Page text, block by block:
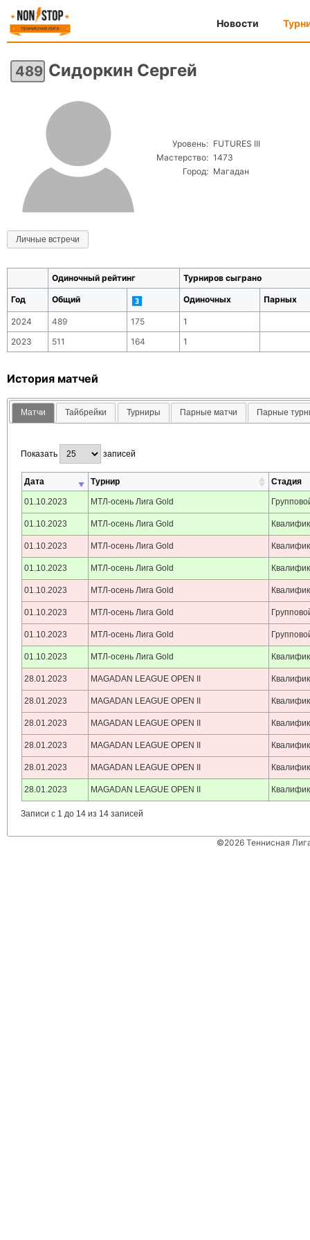
Новости
489 Сидоркин Сергей
Уровень: FUTURES III
Мастерство: 1473
Город: Магадан
Личные встречи
Одиночный рейтинг Турниров сыграно
Год Общий Одиночных Парных
2024 489 175
1
2023
511 164 1
История матчей
Матчи Тайбрейки Турниры Парные матчи Парные
Показать записей
Дата Турнир Стадия
01.10.2023 МТЛ-осень Лига Gold
01.10.2023 МТЛ-осень Лига Gold
01.10.2023 МТЛ-осень Лига Gold
01.10.2023 МТЛ-осень Лига Gold
01.10.2023 МТЛ-осень Лига Gold
01.10.2023 МТЛ-осень Лига Gold
01.10.2023 МТЛ-осень Лига Gold
01.10.2023 МТЛ-осень Лига Gold
28.01.2023 MAGADAN LEAGUE OPEN II
28.01.2023 MAGADAN LEAGUE OPEN II
28.01.2023 MAGADAN LEAGUE OPEN II
28.01.2023 MAGADAN LEAGUE OPEN II
28.01.2023 MAGADAN LEAGUE OPEN II
28.01.2023 MAGADAN LEAGUE OPEN II
Записи с 1 до 14 из 14 записей
©2026 Теннисная